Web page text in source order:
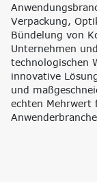
Verpackung,
Bündelung von
Unternehmen
technologischen
innovative
und
echten